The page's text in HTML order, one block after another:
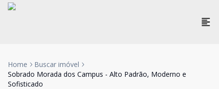
Home
Buscar imóvel
Sobrado Morada dos Campus - Alto Padrão, Moderno e
Sofisticado